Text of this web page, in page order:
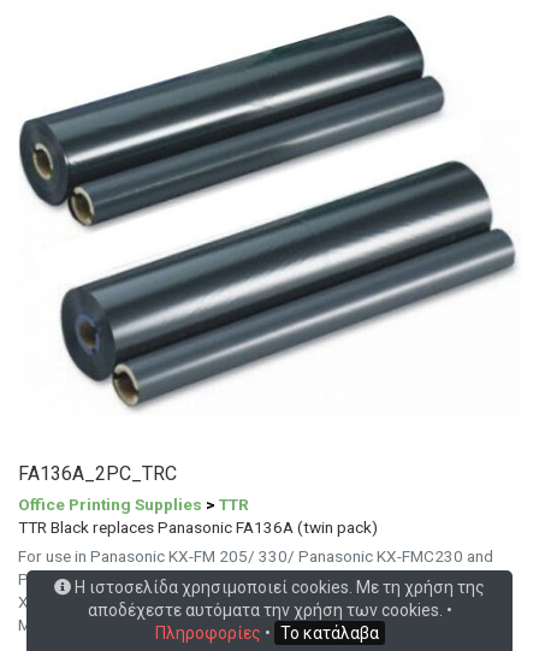
FA136A_2PC_TRC
Office Printing Supplies > TTR
TTR Black replaces Panasonic FA136A (twin pack)
For use in Panasonic KX-FM 205/ 330/ Panasonic KX-FMC230 and
Panasonic KX-FP200 and others
Χρώμα: BLACK
Μέτρα: 75
Η ιστοσελίδα χρησιμοποιεί cookies. Με τη χρήση της
αποδέχεστε αυτόματα την χρήση των cookies. •
Πληροφορίες • Το κατάλαβα